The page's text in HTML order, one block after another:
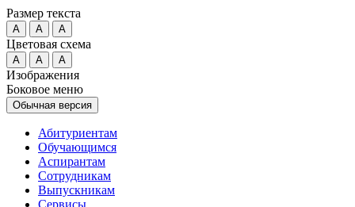
Размер текста
A A A
Цветовая схема
A A A
Изображения
Боковое меню
Обычная версия
Абитуриентам
Обучающимся
Аспирантам
Сотрудникам
Выпускникам
Сервисы